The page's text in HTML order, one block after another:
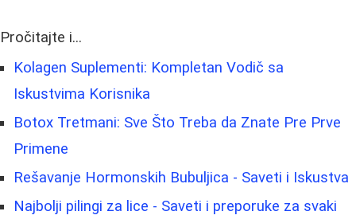
Pročitajte i...
Kolagen Suplementi: Kompletan Vodič sa
Iskustvima Korisnika
Botox Tretmani: Sve Što Treba da Znate Pre Prve
Primene
Rešavanje Hormonskih Bubuljica - Saveti i Iskustva
Najbolji pilingi za lice - Saveti i preporuke za svaki